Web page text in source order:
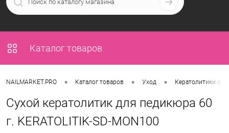
Каталог товаров
NAILMARKET.PRO • Каталог товаров • Уход • Кератолитики и
Сухой кератолитик для педикюра 60
г. KERATOLITIK-SD-MON100